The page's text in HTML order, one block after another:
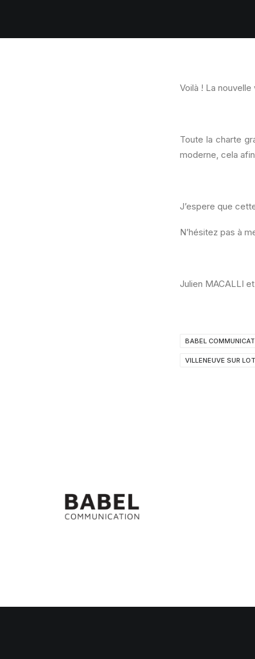
Voilà ! La
Toute la charte
moderne, cela
J’espere que
N’hésitez pas à
Julien MACALLI
BABEL
VILLENEUVE SUR LOT